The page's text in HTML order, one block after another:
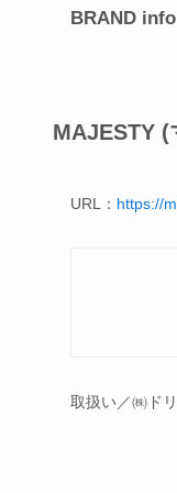
BRAND info
MAJESTY (
URL： https://
取扱い／㈱ド